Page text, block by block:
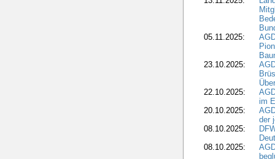
05.11.2025:
23.10.2025:
22.10.2025:
im
20.10.2025:
der
08.10.2025:
08.10.2025: